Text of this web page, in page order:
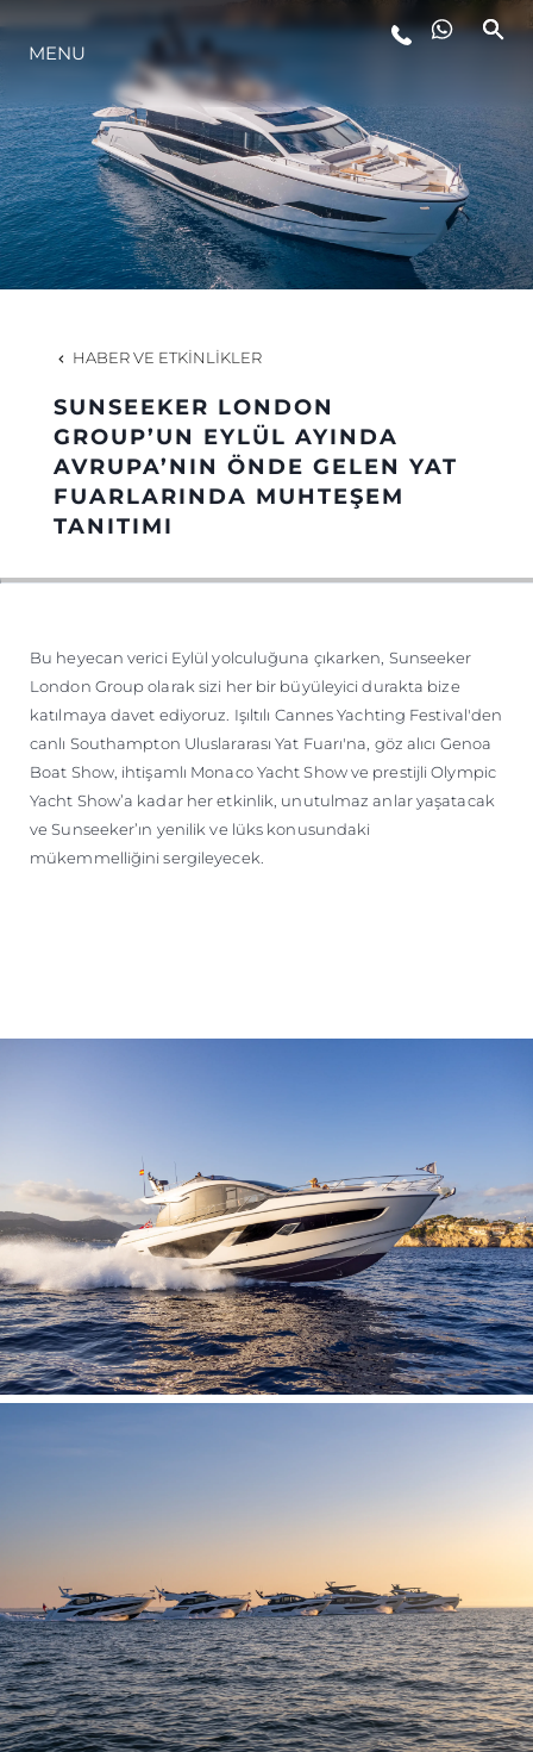
YAŞAM ŞEKLİ
YENILIK
ŞİRKET
MİRAS
TEKNENIZIN PIYASA DEĞERINI
MENU
HABER VE ETKINLIKLER
SUNSEEKER LONDON
GROUP’UN EYLÜL AYINDA
AVRUPA’NIN ÖNDE GELEN YAT
FUARLARINDA MUHTEŞEM
TANITIMI
Bu heyecan verici Eylül yolculuğuna çıkarken, Sunseeker
London Group olarak sizi her bir büyüleyici durakta bize
katılmaya davet ediyoruz. Işıltılı Cannes Yachting Festival'den
canlı Southampton Uluslararası Yat Fuarı'na, göz alıcı Genoa
Boat Show, ihtişamlı Monaco Yacht Show ve prestijli Olympic
Yacht Show’a kadar her etkinlik, unutulmaz anlar yaşatacak
ve Sunseeker’ın yenilik ve lüks konusundaki
mükemmelliğini sergileyecek.